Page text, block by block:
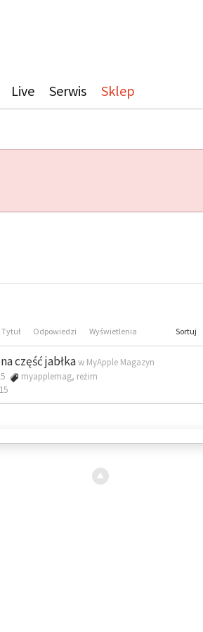
Live Serwis Sklep
Tytuł Odpowiedzi Wyświetlenia Sortuj
część jabłkaw MyApple Magazyn
myapplemag, reżim